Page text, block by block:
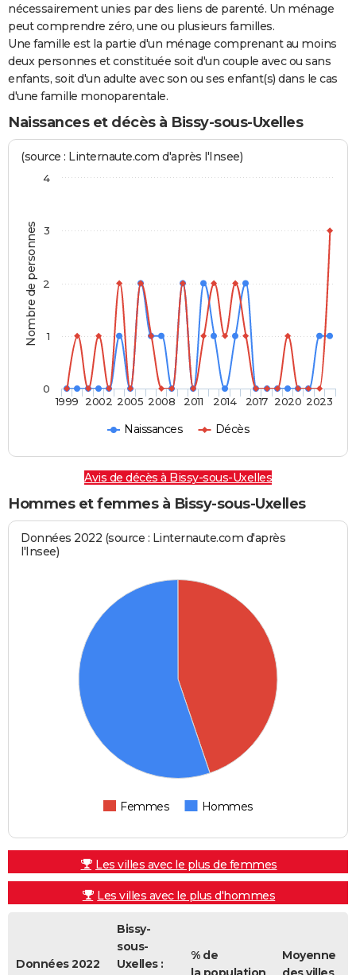
nécessairement unies par des liens de parenté. Un ménage
peut comprendre zéro, une ou plusieurs familles.
Une famille est la partie d'un ménage comprenant au moins
deux personnes et constituée soit d'un couple avec ou sans
enfants, soit d'un adulte avec son ou ses enfant(s) dans le cas
d'une famille monoparentale.
Naissances et décès à Bissy-sous-Uxelles
Nombre de personnes
(source : Linternaute.com d'après l'Insee)
Naissances Décès
1999 2002 2005 2008 2011 2014 2017 2020 2023
0
1
2
3
4
Avis de décès à Bissy-sous-Uxelles
Hommes et femmes à Bissy-sous-Uxelles
Données 2022 (source : Linternaute.com d'après
l'Insee)
Femmes Hommes
Les villes avec le plus de femmes
Les villes avec le plus d'hommes
Données 2022
Bissy-
sous-
Uxelles :
% de
Moyenne